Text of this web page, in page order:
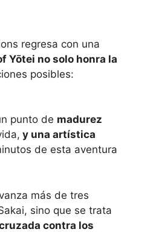
regresa con una
Yōtei no solo honra la
posibles:
punto de madurez
y una artística
de esta aventura
más de tres
sino que se trata
contra los